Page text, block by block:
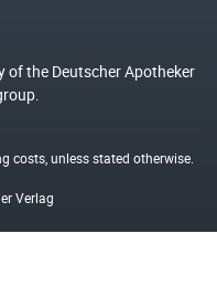
of the Deutscher Apotheker
costs, unless stated otherwise.
Verlag